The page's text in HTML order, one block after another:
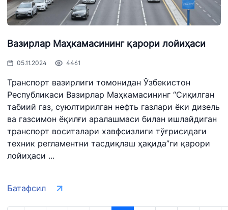
Вазирлар Маҳкамасининг қарори лойиҳаси
05.11.2024 4461
Транспорт вазирлиги томонидан Ўзбекистон
Республикаси Вазирлар Маҳкамасининг “Сиқилган
табиий газ, суюлтирилган нефть газлари ёки дизель
ва газсимон ёқилғи аралашмаси билан ишлайдиган
транспорт воситалари хавфсизлиги тўғрисидаги
техник регламентни тасдиқлаш ҳақида”ги қарори
лойиҳаси ...
Батафсил